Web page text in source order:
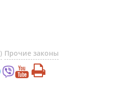
Прочие законы